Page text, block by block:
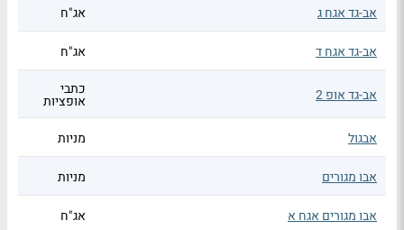
אב-גד אגח ג אג"ח
אב-גד אגח ד אג"ח
אב-גד אופ 2 כתבי
אופציות
אבגול
מניות
אבו מגורים מניות
אבו מגורים אגח א אג"ח